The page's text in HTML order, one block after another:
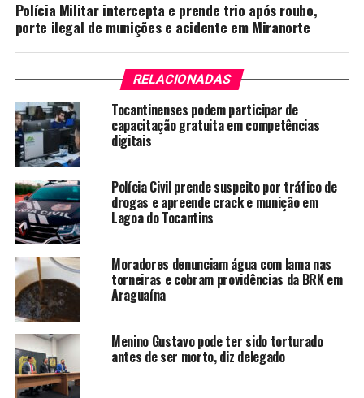
Polícia Militar intercepta e prende trio após roubo,
porte ilegal de munições e acidente em Miranorte
RELACIONADAS
Tocantinenses podem participar de
capacitação gratuita em competências
digitais
Polícia Civil prende suspeito por tráfico de
drogas e apreende crack e munição em
Lagoa do Tocantins
Moradores denunciam água com lama nas
torneiras e cobram providências da BRK em
Araguaína
Menino Gustavo pode ter sido torturado
antes de ser morto, diz delegado